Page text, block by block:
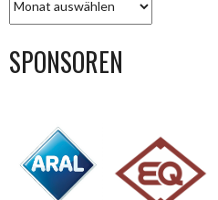
ARCHIV
SPONSOREN